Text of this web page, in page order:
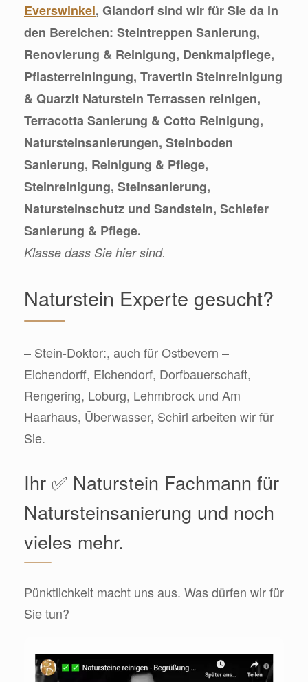
Everswinkel, Glandorf sind wir für Sie da in
den Bereichen: Steintreppen Sanierung,
Renovierung & Reinigung, Denkmalpflege,
Pflasterreiningung, Travertin Steinreinigung
& Quarzit Naturstein Terrassen reinigen,
Terracotta Sanierung & Cotto Reinigung,
Natursteinsanierungen, Steinboden
Sanierung, Reinigung & Pflege,
Steinreinigung, Steinsanierung,
Natursteinschutz und Sandstein, Schiefer
Sanierung & Pflege.
Klasse dass Sie hier sind.
Naturstein Experte gesucht?
– Stein-Doktor:, auch für Ostbevern –
Eichendorff, Eichendorf, Dorfbauerschaft,
Rengering, Loburg, Lehmbrock und Am
Haarhaus, Überwasser, Schirl arbeiten wir für
Sie.
Ihr ✅ Naturstein Fachmann für
Natursteinsanierung und noch
vieles mehr.
Pünktlichkeit macht uns aus. Was dürfen wir für
Sie tun?